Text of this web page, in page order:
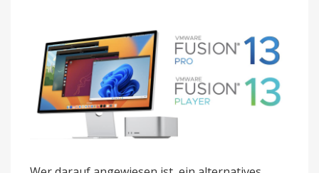
Chips